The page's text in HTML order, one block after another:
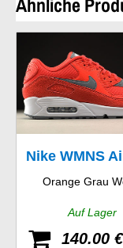
Nike WMNS
90
Orange Grau
Auf Lager
140.00 €